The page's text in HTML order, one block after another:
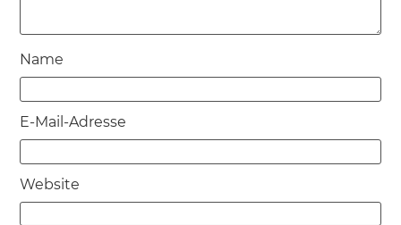
Name
E-Mail-Adresse
Website